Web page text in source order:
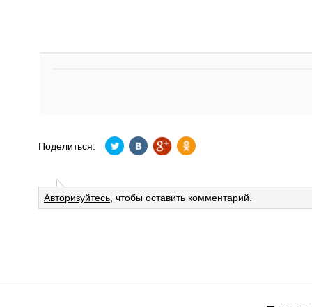
Поделиться:
Авторизуйтесь, чтобы оставить комментарий.